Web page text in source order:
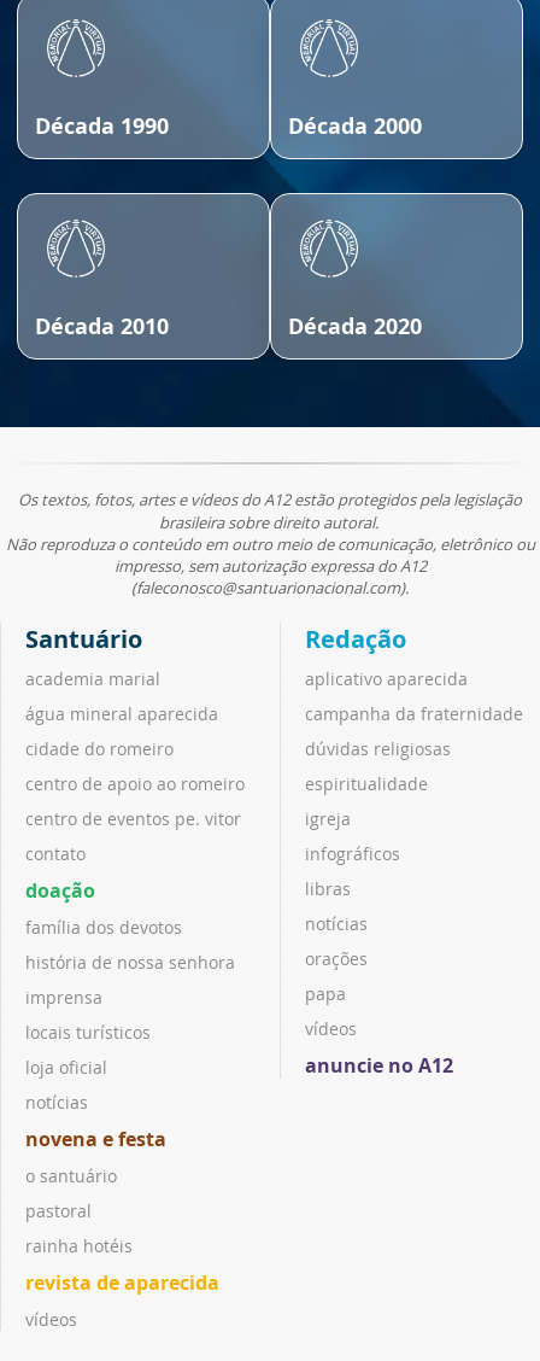
Década 1990 Década 2000
Década 2010 Década 2020
Os textos, fotos, artes e vídeos do A12 estão protegidos pela legislação
brasileira sobre direito autoral.
Não reproduza o conteúdo em outro meio de comunicação, eletrônico ou
impresso, sem autorização expressa do A12
(faleconosco@santuarionacional.com).
Santuário
academia marial
água mineral aparecida
cidade do romeiro
centro de apoio ao romeiro
centro de eventos pe. vitor
contato
doação
família dos devotos
história de nossa senhora
imprensa
locais turísticos
loja oficial
notícias
novena e festa
o santuário
pastoral
rainha hotéis
revista de aparecida
vídeos
Redação
aplicativo aparecida
campanha da fraternidade
dúvidas religiosas
espiritualidade
igreja
infográficos
libras
notícias
orações
papa
vídeos
anuncie no A12